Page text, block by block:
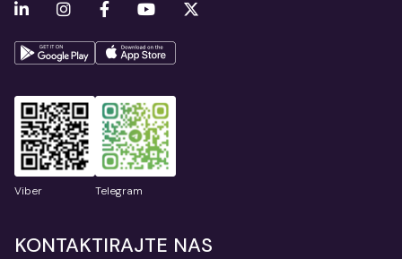
Viber Telegram
KONTAKTIRAJTE NAS